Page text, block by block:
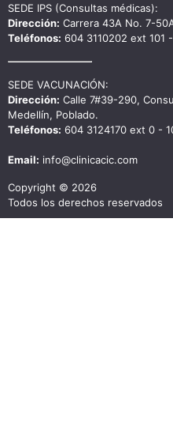
SEDE IPS (Consultas médicas):
Dirección: Carrera 43A No. 7-
Teléfonos: 604 3110202 ext 101
SEDE VACUNACIÓN:
Dirección: Calle 7#39-290,
Medellín, Poblado.
Teléfonos: 604 3124170 ext 0 -
Email: info@clinicacic.com
Copyright © 2026
Todos los derechos reservados